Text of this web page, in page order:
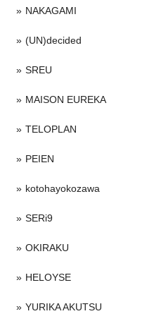
NAKAGAMI
(UN)decided
SREU
MAISON EUREKA
TELOPLAN
PEIEN
kotohayokozawa
SERi9
OKIRAKU
HELOYSE
YURIKA AKUTSU